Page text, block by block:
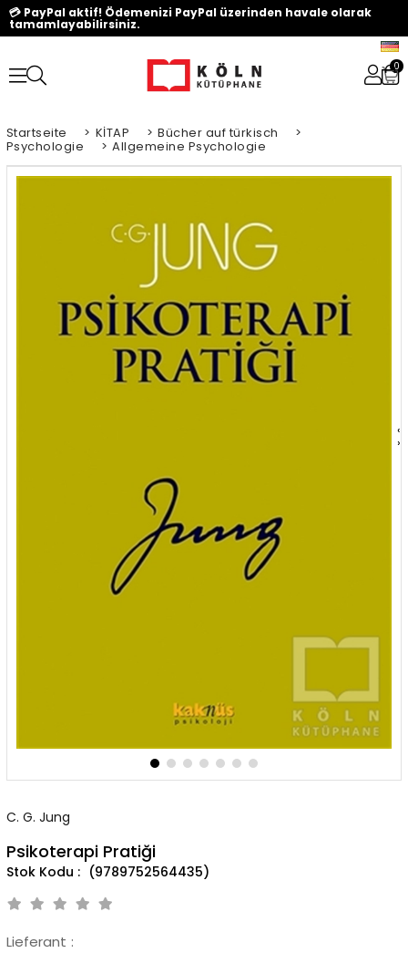
💳 PayPal aktif! Ödemenizi PayPal üzerinden havale olarak
tamamlayabilirsiniz.
0
Startseite > KİTAP > Bücher auf türkisch >
Psychologie > Allgemeine Psychologie
‹
›
C. G. Jung
Psikoterapi Pratiği
(9789752564435)
Lieferant :